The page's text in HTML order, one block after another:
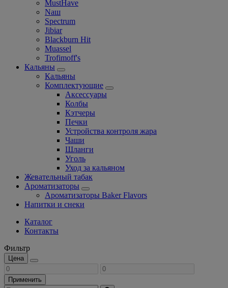
MustHave
Nаш
Spectrum
Jibiar
Blackburn Hit
Muassel
Trofimoff's
Кальяны
Кальяны
Комплектующие
Аксессуары
Колбы
Кэтчеры
Печки
Устройства контроля жара
Чаши
Шланги
Уголь
Уход за кальяном
Жевательный табак
Ароматизаторы
Ароматизаторы Baker Flavors
Напитки и снеки
Каталог
Контакты
Фильтр
Цена
Применить